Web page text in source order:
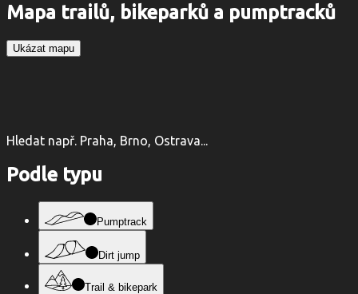
Mapa trailů, bikeparků a pumptracků
Ukázat mapu
Hledat např. Praha, Brno, Ostrava...
Podle typu
Pumptrack
Dirt jump
Trail & bikepark